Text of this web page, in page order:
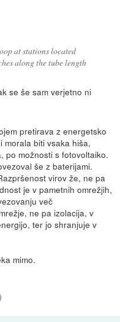
at stations located
along the tube length
se še sam verjetno ni
pretirava z energetsko
morala biti vsaka hiša,
po možnosti s fotovoltaiko.
še z baterijami.
virov že, ne pa
je v pametnih omrežjih,
več
ne pa izolacija, v
ter jo shranjuje v
mimo.
)